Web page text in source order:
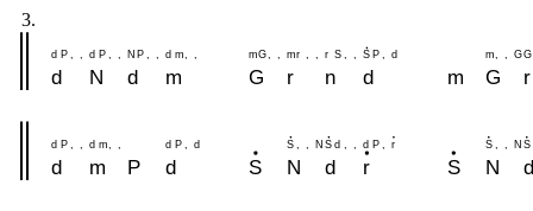
3.
d P , , d P , , N P , , d m, , mG, , mr , , r S , , S P , d m, , GG
d N d m G r n d m G r
d P d m d P d S N S d d P r S N S
d m P d S N d r S N d